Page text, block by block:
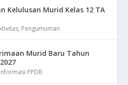
Kelulusan Murid Kelas 12 TA
, Pengumuman
Murid Baru Tahun
Informasi PPDB